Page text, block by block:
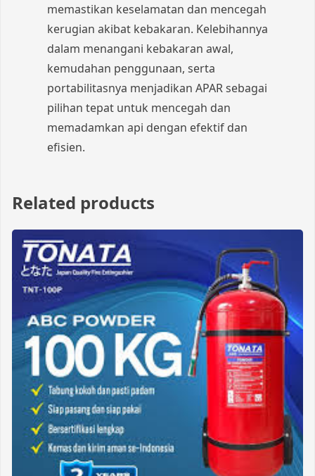
memastikan keselamatan dan mencegah
kerugian akibat kebakaran. Kelebihannya
dalam menangani kebakaran awal,
kemudahan penggunaan, serta
portabilitasnya menjadikan APAR sebagai
pilihan tepat untuk mencegah dan
memadamkan api dengan efektif dan
efisien.
Related products